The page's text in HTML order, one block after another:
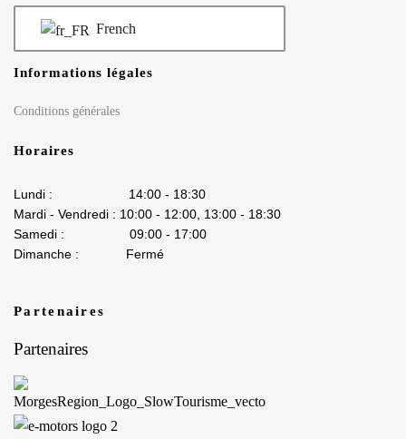
French
Informations légales
Conditions générales
Horaires
Lundi : 14:00 - 18:30
Mardi - Vendredi : 10:00 - 12:00, 13:00 - 18:30
Samedi : 09:00 - 17:00
Dimanche : Fermé
Partenaires
Partenaires